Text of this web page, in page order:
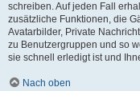
schreiben. Auf jeden Fall
zusätzliche Funktionen, die
Avatarbilder, Private
zu Benutzergruppen und so
sie schnell erledigt ist und
Nach oben